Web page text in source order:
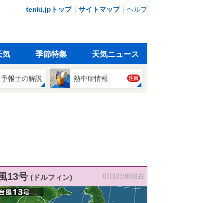
tenki.jpトップ｜ サイトマップ｜ ヘルプ
気 季節特集 天気ニュース
報士の解説 熱中症情報 注目
13号 (ドルフィン) 07日23:00現在